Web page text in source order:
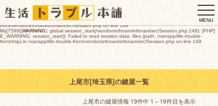
E_WARNING: session_start(): open(/var/app/life-trouble-
front/tmp/sess_1275059341660eaee64fda6689164e05f847bc6495028413fad9e9905675a290,
O_RDWR) failed: デバイスに空き領域がありません (28) in /var/app/life-trouble-
front/vendor/ethnam/ethnam/src/Session.php on line 149
My[7599](WARNING): global.session_start(/vendor/ethnam/ethnam/src/Session.php:149): [PHP]
E_WARNING: session_start(): Failed to read session data: files (path: /var/app/life-trouble-
front/tmp) in /var/app/life-trouble-front/vendor/ethnam/ethnam/src/Session.php on line 149
MENU
上尾市[埼玉県]の鍵屋一覧
上尾市の鍵屋情報 19件中 1～19件目を表示